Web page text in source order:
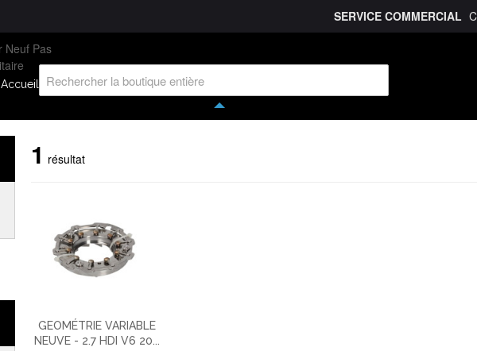
SERVICE COMMERCIAL
Accueil L'entreprise Savoir-faire
1 résultat
GEOMÉTRIE VARIABLE
NEUVE - 2.7 HDI V6 20...